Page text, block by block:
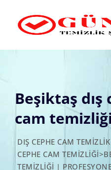
content
Beşiktaş dış
cam
DIŞ CEPHE CAM TEMIZLIK
CEPHE CAM TEMIZLIĞI>
TEMIZLIĞI |